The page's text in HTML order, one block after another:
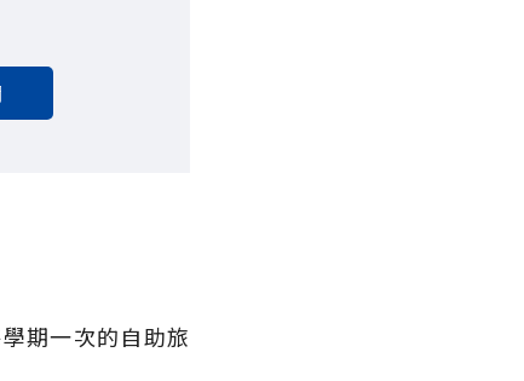
期一次的自助旅